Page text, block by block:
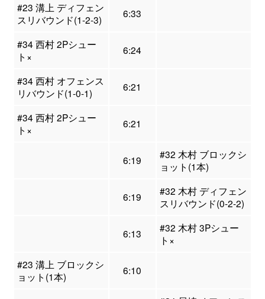
#23 溝上 ディフェン
スリバウンド(1-2-3)
6:33
#34 西村 2Pシュー
ト×
6:24
#34 西村 オフェンス
リバウンド(1-0-1)
6:21
#34 西村 2Pシュー
ト×
6:21
6:19
#32 木村 ブロックシ
ョット(1本)
6:19
#32 木村 ディフェン
スリバウンド(0-2-2)
6:13
#32 木村 3Pシュー
ト×
#23 溝上 ブロックシ
ョット(1本)
6:10